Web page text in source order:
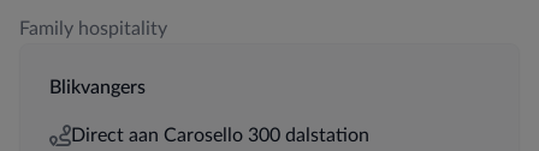
Family hospitality
Blikvangers
Direct aan Carosello 300 dalstation